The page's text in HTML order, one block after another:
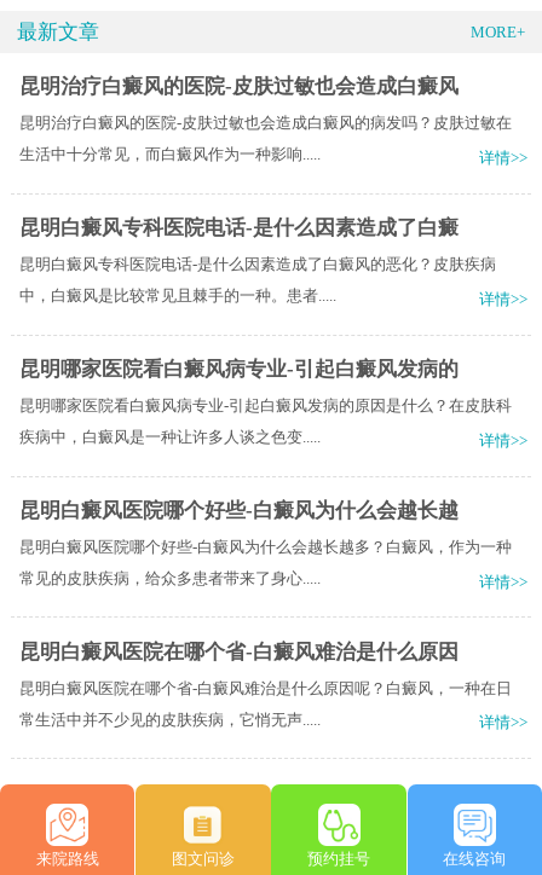
最新文章 MORE+
昆明治疗白癜风的医院-皮肤过敏也会造成白癜风
昆明治疗白癜风的医院-皮肤过敏也会造成白癜风的病发吗？皮肤过敏在
生活中十分常见，而白癜风作为一种影响.....
详情>>
昆明白癜风专科医院电话-是什么因素造成了白癜
昆明白癜风专科医院电话-是什么因素造成了白癜风的恶化？皮肤疾病
中，白癜风是比较常见且棘手的一种。患者.....
详情>>
昆明哪家医院看白癜风病专业-引起白癜风发病的
昆明哪家医院看白癜风病专业-引起白癜风发病的原因是什么？在皮肤科
疾病中，白癜风是一种让许多人谈之色变.....
详情>>
昆明白癜风医院哪个好些-白癜风为什么会越长越
昆明白癜风医院哪个好些-白癜风为什么会越长越多？白癜风，作为一种
常见的皮肤疾病，给众多患者带来了身心.....
详情>>
昆明白癜风医院在哪个省-白癜风难治是什么原因
昆明白癜风医院在哪个省-白癜风难治是什么原因呢？白癜风，一种在日
常生活中并不少见的皮肤疾病，它悄无声.....
详情>>
来院路线 图文问诊 预约挂号 在线咨询